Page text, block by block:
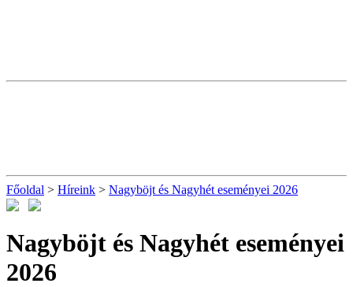
Főoldal > Híreink > Nagyböjt és Nagyhét eseményei 2026
Nagyböjt és Nagyhét eseményei
2026